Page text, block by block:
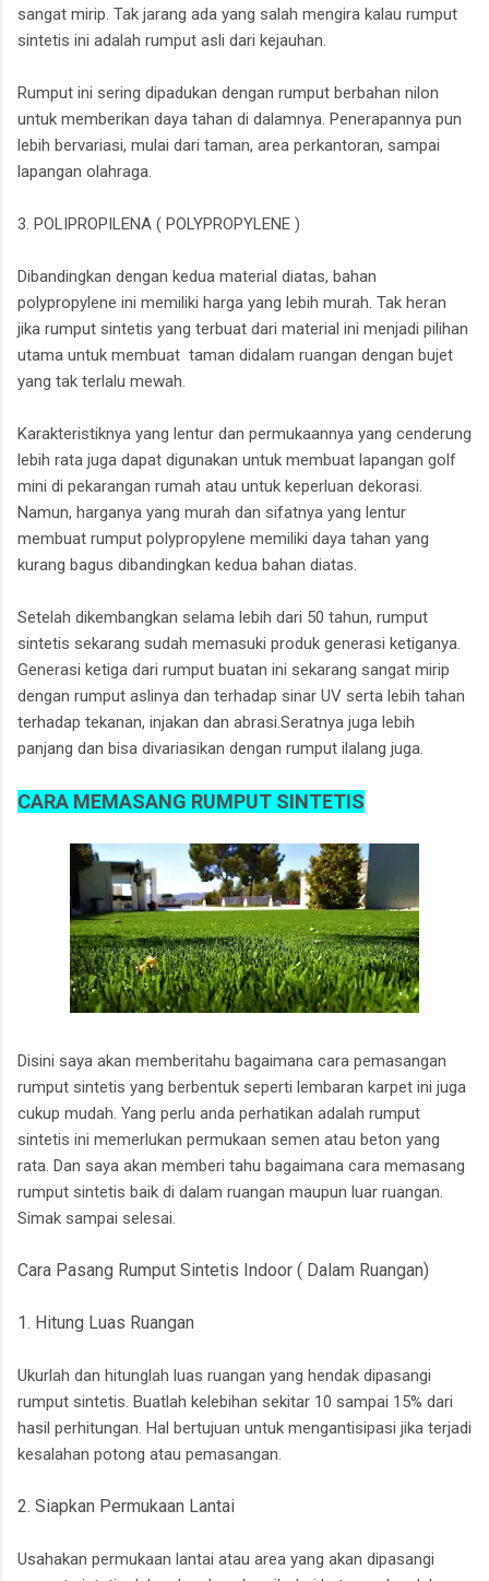
sangat mirip. Tak jarang ada yang salah mengira kalau rumput
sintetis ini adalah rumput asli dari kejauhan.
Rumput ini sering dipadukan dengan rumput berbahan nilon
untuk memberikan daya tahan di dalamnya. Penerapannya pun
lebih bervariasi, mulai dari taman, area perkantoran, sampai
lapangan olahraga.
3. POLIPROPILENA ( POLYPROPYLENE )
Dibandingkan dengan kedua material diatas, bahan
polypropylene ini memiliki harga yang lebih murah. Tak heran
jika rumput sintetis yang terbuat dari material ini menjadi pilihan
utama untuk membuat taman didalam ruangan dengan bujet
yang tak terlalu mewah.
Karakteristiknya yang lentur dan permukaannya yang cenderung
lebih rata juga dapat digunakan untuk membuat lapangan golf
mini di pekarangan rumah atau untuk keperluan dekorasi.
Namun, harganya yang murah dan sifatnya yang lentur
membuat rumput polypropylene memiliki daya tahan yang
kurang bagus dibandingkan kedua bahan diatas.
Setelah dikembangkan selama lebih dari 50 tahun, rumput
sintetis sekarang sudah memasuki produk generasi ketiganya.
Generasi ketiga dari rumput buatan ini sekarang sangat mirip
dengan rumput aslinya dan terhadap sinar UV serta lebih tahan
terhadap tekanan, injakan dan abrasi.Seratnya juga lebih
panjang dan bisa divariasikan dengan rumput ilalang juga.
CARA MEMASANG RUMPUT SINTETIS
Disini saya akan memberitahu bagaimana cara pemasangan
rumput sintetis yang berbentuk seperti lembaran karpet ini juga
cukup mudah. Yang perlu anda perhatikan adalah rumput
sintetis ini memerlukan permukaan semen atau beton yang
rata. Dan saya akan memberi tahu bagaimana cara memasang
rumput sintetis baik di dalam ruangan maupun luar ruangan.
Simak sampai selesai.
Cara Pasang Rumput Sintetis Indoor ( Dalam Ruangan)
1. Hitung Luas Ruangan
Ukurlah dan hitunglah luas ruangan yang hendak dipasangi
rumput sintetis. Buatlah kelebihan sekitar 10 sampai 15% dari
hasil perhitungan. Hal bertujuan untuk mengantisipasi jika terjadi
kesalahan potong atau pemasangan.
2. Siapkan Permukaan Lantai
Usahakan permukaan lantai atau area yang akan dipasangi